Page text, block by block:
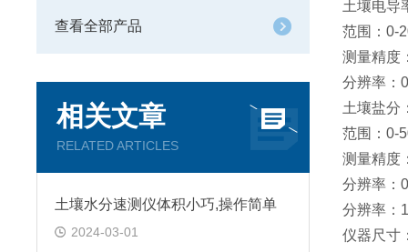
查看全部产品
相关文章
RELATED ARTICLES
土壤水分速测仪体积小巧,操作简单
2024-03-01
土壤电导
范围：0-
测量精度
分辨率：
土壤盐分
范围：0-
测量精度
分辨率：
分辨率：
仪器尺寸